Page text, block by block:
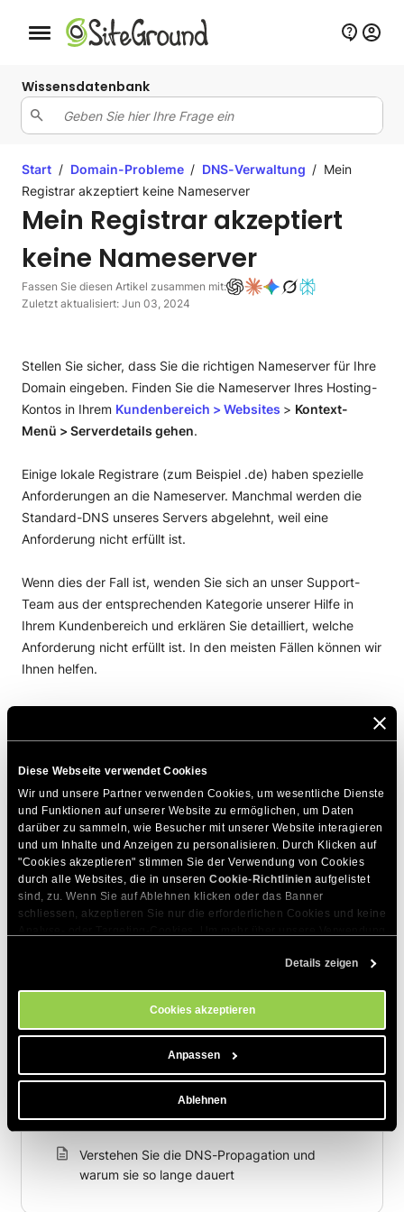
Diese Webseite verwendet Cookies
Wir und unsere Partner verwenden Cookies, um wesentliche Dienste
und Funktionen auf unserer Website zu ermöglichen, um Daten
darüber zu sammeln, wie Besucher mit unserer Website interagieren
und um Inhalte und Anzeigen zu personalisieren. Durch Klicken auf
"Cookies akzeptieren" stimmen Sie der Verwendung von Cookies
durch alle Websites, die in unseren Cookie-Richtlinien aufgelistet
sind, zu. Wenn Sie auf Ablehnen klicken oder das Banner
schliessen, akzeptieren Sie nur die erforderlichen Cookies und keine
. Sie können Ihre Cookie-Einstellungen jederzeit im
Details zeigen
Cookies akzeptieren
Anpassen
Ablehnen
Schaltfläche Mobile Navigation
Wissensdatenbank
Start / Domain-Probleme / DNS-Verwaltung / Mein
Registrar akzeptiert keine Nameserver
Mein Registrar akzeptiert
keine Nameserver
Fassen Sie diesen Artikel zusammen mit:
Zuletzt aktualisiert: Jun 03, 2024
Stellen Sie sicher, dass Sie die richtigen Nameserver für Ihre
Domain eingeben. Finden Sie die Nameserver Ihres Hosting-
Kontos in Ihrem Kundenbereich > Websites > Kontext-
Menü > Serverdetails gehen.
Einige lokale Registrare (zum Beispiel .de) haben spezielle
Anforderungen an die Nameserver. Manchmal werden die
Standard-DNS unseres Servers abgelehnt, weil eine
Anforderung nicht erfüllt ist.
Wenn dies der Fall ist, wenden Sie sich an unser Support-
Team aus der entsprechenden Kategorie unserer Hilfe in
Ihrem Kundenbereich und erklären Sie detailliert, welche
Anforderung nicht erfüllt ist. In den meisten Fällen können wir
Ihnen helfen.
Zum Thema Passende Artikel
Was ist ein DMARC-Datensatz und wie man
ihn einrichten kann?
Was ist ein SOA DNS-Eintrag und kann ich ihn
Wie überprüfe ich meine SPF und DKIM
Dataien bei SiteGround
Was ist Private DNS?
Wie aktiviere ich Private DNS für meine
Domain?
Verstehen Sie die DNS-Propagation und
warum sie so lange dauert